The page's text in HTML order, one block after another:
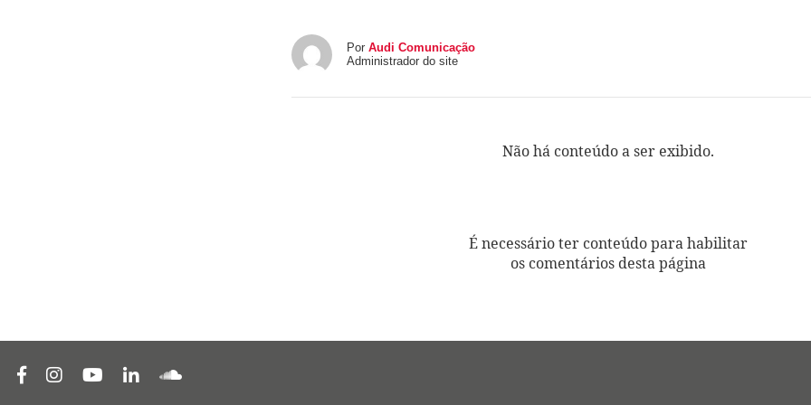
Por Audi Comunicação
Administrador do site
Não há conteúdo a ser exibido.
É necessário ter conteúdo para habilitar
os comentários desta página